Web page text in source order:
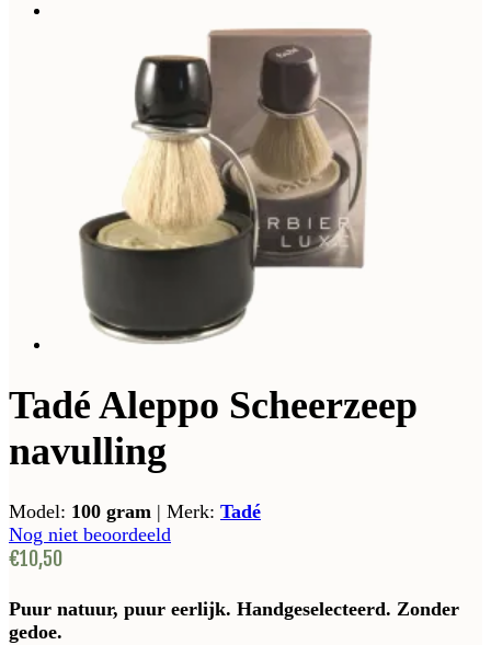
Tadé Aleppo Scheerzeep
navulling
Model: 100 gram | Merk: Tadé
Nog niet beoordeeld
€10,50
Puur natuur, puur eerlijk. Handgeselecteerd. Zonder
gedoe.